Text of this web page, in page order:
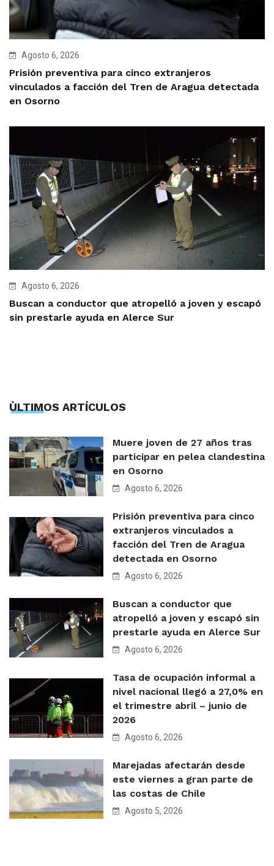
Agosto 6, 2026
Prisión preventiva para cinco extranjeros
vinculados a facción del Tren de Aragua detectada
en Osorno
Agosto 6, 2026
Buscan a conductor que atropelló a joven y escapó
sin prestarle ayuda en Alerce Sur
ÙLTIMOS ARTÍCULOS
Muere joven de 27 años tras
participar en pelea clandestina
en Osorno
Agosto 6, 2026
Prisión preventiva para cinco
extranjeros vinculados a
facción del Tren de Aragua
detectada en Osorno
Agosto 6, 2026
Buscan a conductor que
atropelló a joven y escapó sin
prestarle ayuda en Alerce Sur
Agosto 6, 2026
Tasa de ocupación informal a
nivel nacional llegó a 27,0% en
el trimestre abril – junio de
2026
Agosto 6, 2026
Marejadas afectarán desde
este viernes a gran parte de
las costas de Chile
Agosto 5, 2026